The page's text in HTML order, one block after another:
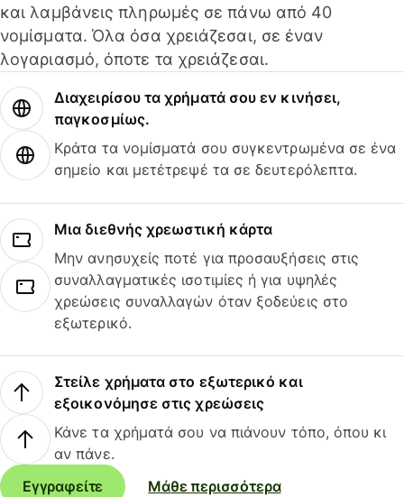
και λαμβάνεις πληρωμές σε πάνω από 40
νομίσματα. Όλα όσα χρειάζεσαι, σε έναν
λογαριασμό, όποτε τα χρειάζεσαι.
Διαχειρίσου τα χρήματά σου εν κινήσει,
παγκοσμίως.
Κράτα τα νομίσματά σου συγκεντρωμένα σε ένα
σημείο και μετέτρεψέ τα σε δευτερόλεπτα.
Μια διεθνής χρεωστική κάρτα
Μην ανησυχείς ποτέ για προσαυξήσεις στις
συναλλαγματικές ισοτιμίες ή για υψηλές
χρεώσεις συναλλαγών όταν ξοδεύεις στο
εξωτερικό.
Στείλε χρήματα στο εξωτερικό και
εξοικονόμησε στις χρεώσεις
Κάνε τα χρήματά σου να πιάνουν τόπο, όπου κι
αν πάνε.
Εγγραφείτε
Μάθε περισσότερα